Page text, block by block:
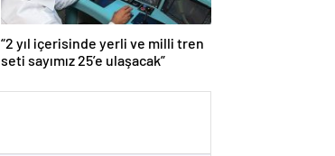
“2 yıl içerisinde yerli ve milli tren
seti sayımız 25’e ulaşacak”